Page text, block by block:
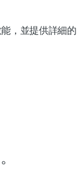
，並提供詳細的